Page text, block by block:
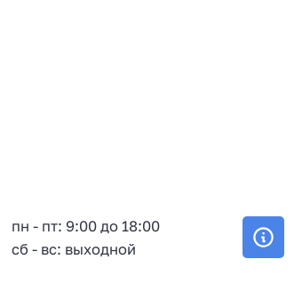
пн - пт: 9:00 до 18:00
сб - вс: выходной